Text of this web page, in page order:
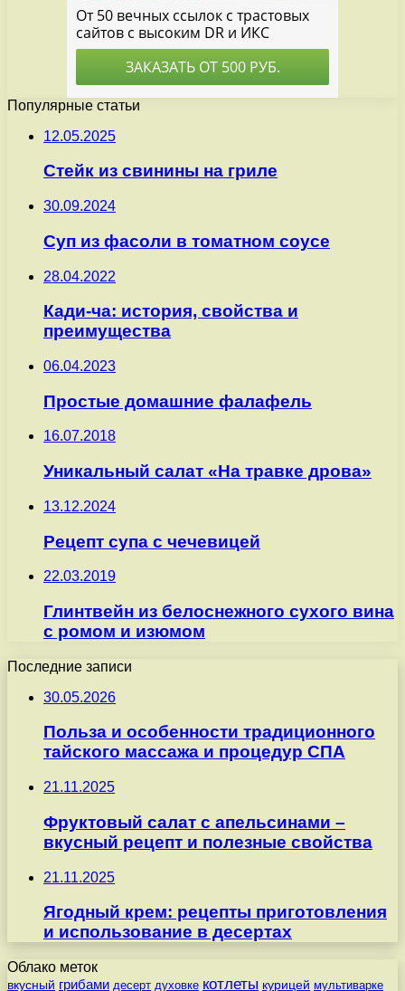
Популярные статьи
12.05.2025
Стейк из свинины на гриле
30.09.2024
Суп из фасоли в томатном соусе
28.04.2022
Кади-ча: история, свойства и
преимущества
06.04.2023
Простые домашние фалафель
16.07.2018
Уникальный салат «На травке дрова»
13.12.2024
Рецепт супа с чечевицей
22.03.2019
Глинтвейн из белоснежного сухого вина
с ромом и изюмом
Последние записи
30.05.2026
Польза и особенности традиционного
тайского массажа и процедур СПА
21.11.2025
Фруктовый салат с апельсинами –
вкусный рецепт и полезные свойства
21.11.2025
Ягодный крем: рецепты приготовления
и использование в десертах
Облако меток
вкусный грибами десерт духовке котлеты курицей мультиварке